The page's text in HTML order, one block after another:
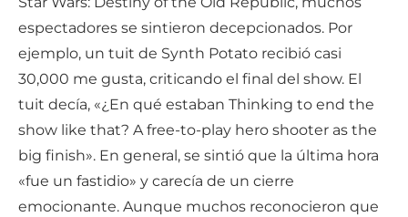
espectadores se sintieron decepcionados. Por
ejemplo, un tuit de Synth Potato recibió casi
30,000 me gusta, criticando el final del show. El
tuit decía, «¿En qué estaban Thinking to end the
show like that? A free-to-play hero shooter as the
big finish». En general, se sintió que la última hora
«fue un fastidio» y carecía de un cierre
emocionante. Aunque muchos reconocieron que